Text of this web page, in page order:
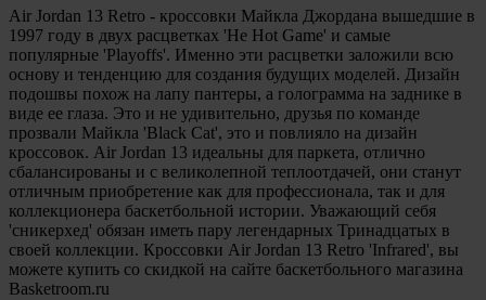
Air Jordan 13 Retro - кроссовки Майкла Джордана вышедшие в
1997 году в двух расцветках 'He Hot Game' и самые
популярные 'Playoffs'. Именно эти расцветки заложили всю
основу и тенденцию для создания будущих моделей. Дизайн
подошвы похож на лапу пантеры, а голограмма на заднике в
виде ее глаза. Это и не удивительно, друзья по команде
прозвали Майкла 'Black Cat', это и повлияло на дизайн
кроссовок. Air Jordan 13 идеальны для паркета, отлично
сбалансированы и с великолепной теплоотдачей, они станут
отличным приобретение как для профессионала, так и для
коллекционера баскетбольной истории. Уважающий себя
'сникерхед' обязан иметь пару легендарных Тринадцатых в
своей коллекции. Кроссовки Air Jordan 13 Retro 'Infrared', вы
можете купить со скидкой на сайте баскетбольного магазина
Basketroom.ru